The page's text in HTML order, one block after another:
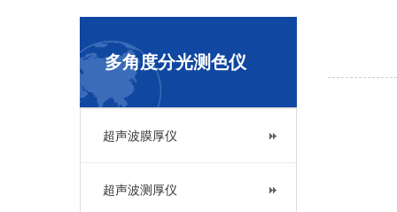
多角度分光测色仪
超声波膜厚仪
超声波测厚仪